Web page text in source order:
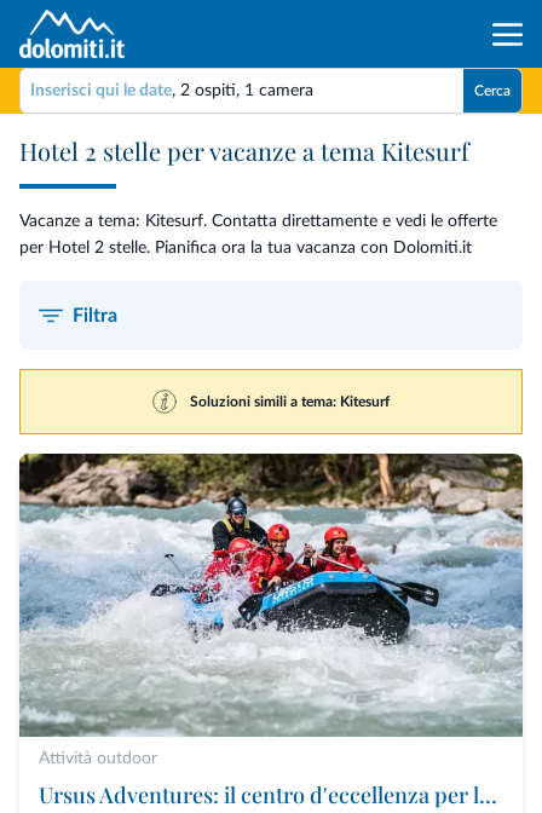
Inserisci qui le date, 2 ospiti, 1 camera Cerca
Hotel 2 stelle per vacanze a tema Kitesurf
Vacanze a tema: Kitesurf. Contatta direttamente e vedi le offerte
per Hotel 2 stelle. Pianifica ora la tua vacanza con Dolomiti.it
Filtra
Soluzioni simili a tema: Kitesurf
Attività outdoor
Ursus Adventures: il centro d'eccellenza per le attività outdoor premium in Trentino